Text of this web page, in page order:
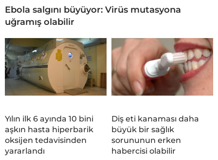
Ebola salgını büyüyor: Virüs mutasyona
uğramış olabilir
Yılın ilk 6 ayında 10 bini
aşkın hasta hiperbarik
oksijen tedavisinden
yararlandı
Diş eti kanaması daha
büyük bir sağlık
sorununun erken
habercisi olabilir